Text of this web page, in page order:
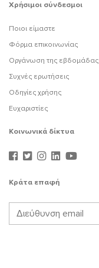
Χρήσιμοι σύνδεσμοι
Ποιοι είμαστε
Φόρμα επικοινωνίας
Οργάνωση της εβδομάδας
Συχνές ερωτήσεις
Οδηγίες χρήσης
Ευχαριστίες
Κοινωνικά δίκτυα
Κράτα επαφή